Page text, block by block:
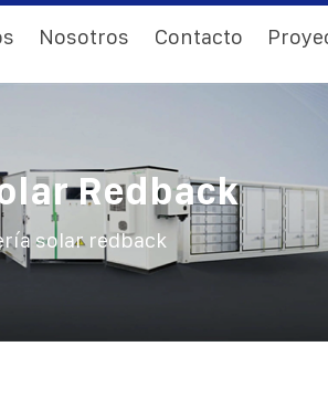
Nosotros Contacto
Redback
solar redback